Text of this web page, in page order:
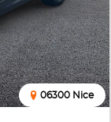
06300 Nice